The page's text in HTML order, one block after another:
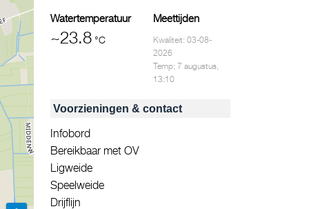
Watertemperatuur
~23.8 °C
Meettijden
Kwaliteit: 03-08-
2026
Temp: 7 augustus,
13:10
Voorzieningen & contact
Infobord
Bereikbaar met OV
Ligweide
Speelweide
Drijflijn